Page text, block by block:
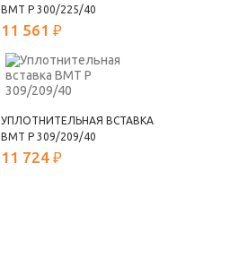
ВМТ Р 300/225/40
11 561 ₽
УПЛОТНИТЕЛЬНАЯ ВСТАВКА
ВМТ Р 309/209/40
11 724 ₽